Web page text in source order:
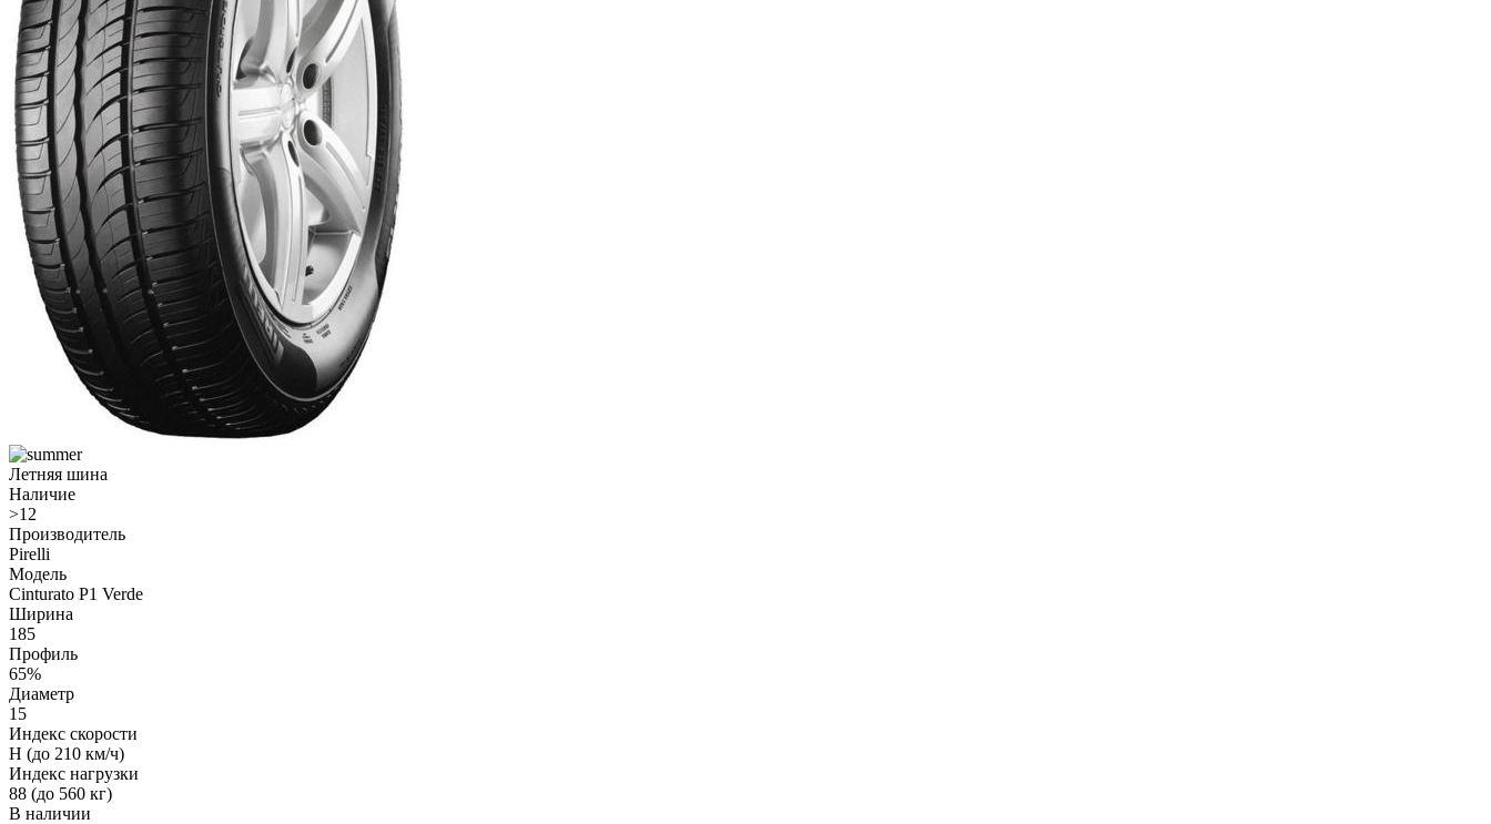
Летняя шина
Наличие
>12
Производитель
Pirelli
Модель
Cinturato P1 Verde
Ширина
185
Профиль
65%
Диаметр
15
Индекс скорости
H (до 210 км/ч)
Индекс нагрузки
88 (до 560 кг)
В наличии